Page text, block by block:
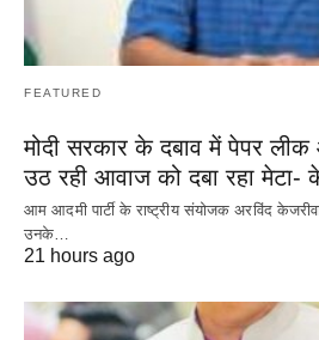
FEATURED
मोदी सरकार के दबाव में पेपर
उठ रही आवाज को दबा रहा मेटा-
आम आदमी पार्टी के राष्ट्रीय संयोजक अरविंद
उनके…
21 hours ago